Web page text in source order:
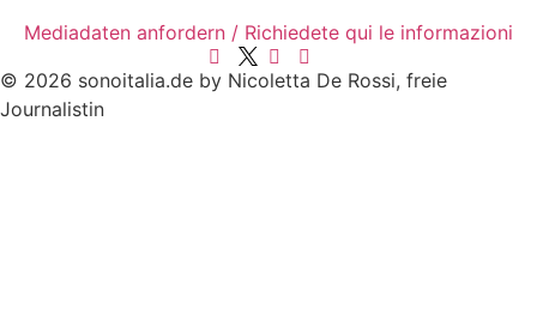
Mediadaten anfordern / Richiedete qui le informazioni
© 2026 sonoitalia.de by Nicoletta De Rossi, freie
Journalistin